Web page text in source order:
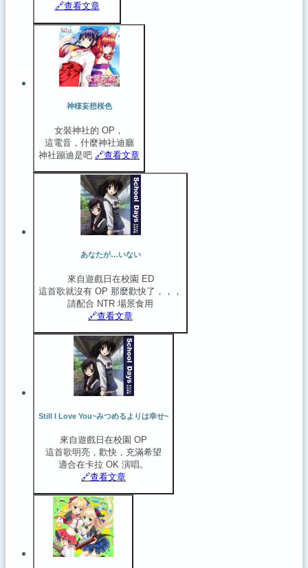
🔗️查看文章
神様妄想桜色
女裝神社的 OP，
這電音，什麼神社迪廳
神社蹦迪是吧 🔗️查看文章
あなたが…いない
來自遊戲日在校園 ED
這首歌就沒有 OP 那麼歡快了，，，
請配合 NTR 場景食用
🔗️查看文章
Still I Love You~みつめるよりは幸せ~
來自遊戲日在校園 OP
這首歌明亮，歡快，充滿希望
適合在卡拉 OK 演唱。
🔗️查看文章